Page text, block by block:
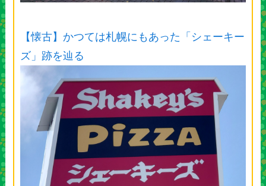
【懐古】かつては札幌にもあった「シェーキー
ズ」跡を辿る